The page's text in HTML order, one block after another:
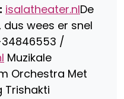
isalatheater.nlDe
wees er snel
/
Muzikale
Orchestra Met
Trishakti